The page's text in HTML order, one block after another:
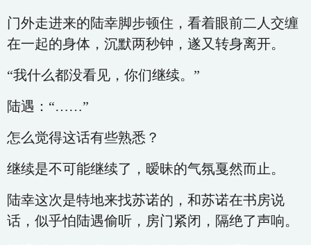
门外走进来的陆幸脚步顿住，看着眼前二人交缠
在一起的身体，沉默两秒钟，遂又转身离开。
“我什么都没看见，你们继续。”
陆遇：“……”
怎么觉得这话有些熟悉？
继续是不可能继续了，暧昧的气氛戛然而止。
陆幸这次是特地来找苏诺的，和苏诺在书房说
话，似乎怕陆遇偷听，房门紧闭，隔绝了声响。